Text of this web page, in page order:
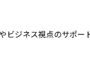
ビジネス視点のサポー